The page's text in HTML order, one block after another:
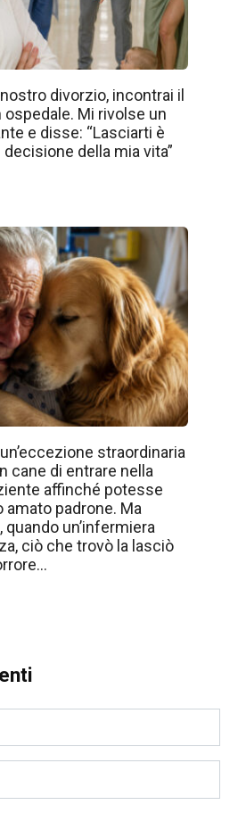
divorzio, incontrai il
Mi rivolse un
e disse: “Lasciarti è
della mia vita”
straordinaria
cane di entrare nella
affinché potesse
amato padrone. Ma
un’infermiera
ciò che trovò la lasciò